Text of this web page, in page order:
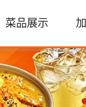
菜品展示